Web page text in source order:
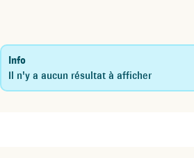
Info
Il n'y a aucun résultat à afficher